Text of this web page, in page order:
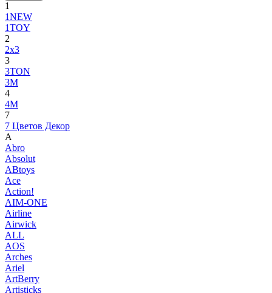
1
1NEW
1TOY
2
2x3
3
3TON
3М
4
4M
7
7 Цветов Декор
A
Abro
Absolut
ABtoys
Ace
Action!
AIM-ONE
Airline
Airwick
ALL
AOS
Arches
Ariel
ArtBerry
Artisticks